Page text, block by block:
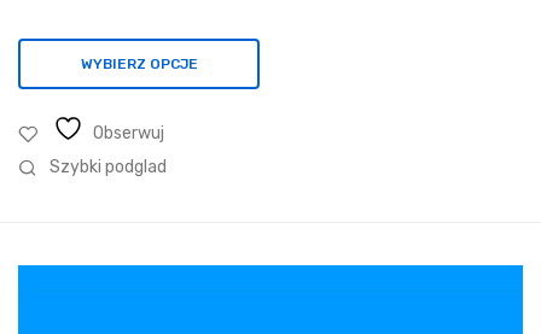
WYBIERZ OPCJE
Obserwuj
Szybki podglad